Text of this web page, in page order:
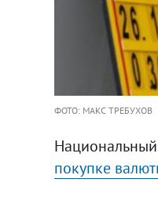
ФОТО: МАКС ТРЕБУХОВ
покупке